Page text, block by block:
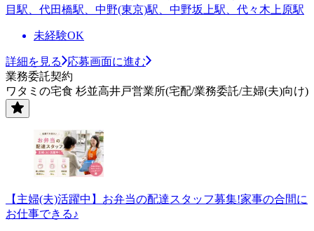
目駅、代田橋駅、中野(東京)駅、中野坂上駅、代々木上原駅
未経験OK
詳細を見る
応募画面に進む
業務委託契約
ワタミの宅食 杉並高井戸営業所(宅配/業務委託/主婦(夫)向け)
【主婦(夫)活躍中】お弁当の配達スタッフ募集!家事の合間に
お仕事できる♪